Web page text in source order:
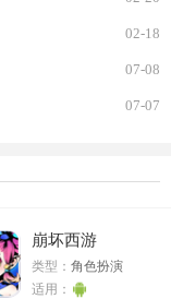
02-18
07-08
07-07
崩坏西游
类型：角色扮演
适用：